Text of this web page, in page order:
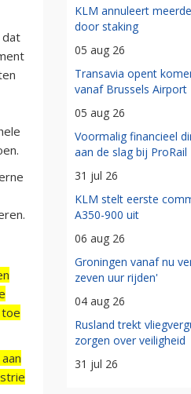
dat
KLM annuleert
door staking
05 aug 26
Transavia opent
vanaf Brussels Airport
05 aug 26
Voormalig financieel
aan de slag bij ProRail
31 jul 26
KLM stelt eerste
A350-900 uit
06 aug 26
Groningen vanaf nu
zeven uur rijden'
04 aug 26
Rusland trekt
zorgen over veiligheid
31 jul 26